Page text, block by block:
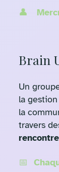
👤
Brain
Un
la
la
travers
📅